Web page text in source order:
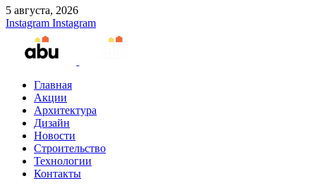
5 августа, 2026
Instagram Instagram
Главная
Акции
Архитектура
Дизайн
Новости
Строительство
Технологии
Контакты